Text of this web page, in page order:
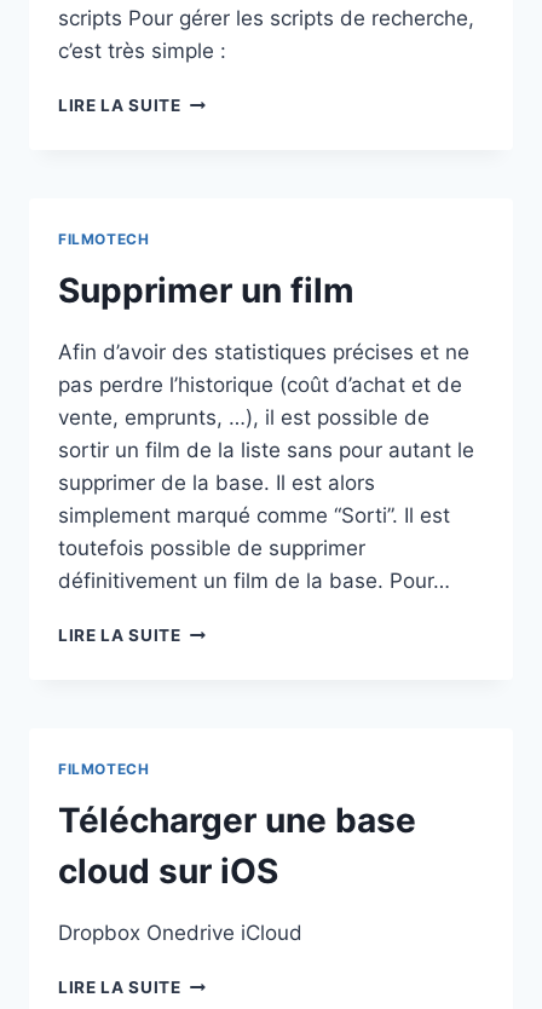
scripts Pour gérer les scripts de recherche,
c’est très simple :
LIRE LA SUITEGÉRER
FILMOTECH
Supprimer un film
Afin d’avoir des statistiques précises et ne
pas perdre l’historique (coût d’achat et de
vente, emprunts, …), il est possible de
sortir un film de la liste sans pour autant le
supprimer de la base. Il est alors
simplement marqué comme “Sorti”. Il est
toutefois possible de supprimer
définitivement un film de la base. Pour…
LIRE LA SUITESUPPRIMER
FILMOTECH
Télécharger une base
cloud sur iOS
Dropbox Onedrive iCloud
LIRE LA SUITETÉLÉCHARGER